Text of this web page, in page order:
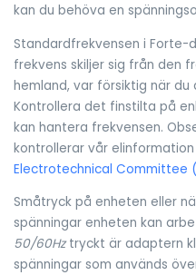
kan du behöva en
Standardfrekvensen i Forte-
frekvens skiljer sig från den
hemland, var försiktig när du
Kontrollera det finstilta på
kan hantera frekvensen.
kontrollerar vår
Electrotechnical Committee
Småtryck på enheten eller
spänningar enheten kan
50/60Hztryckt är adaptern
spänningar som används